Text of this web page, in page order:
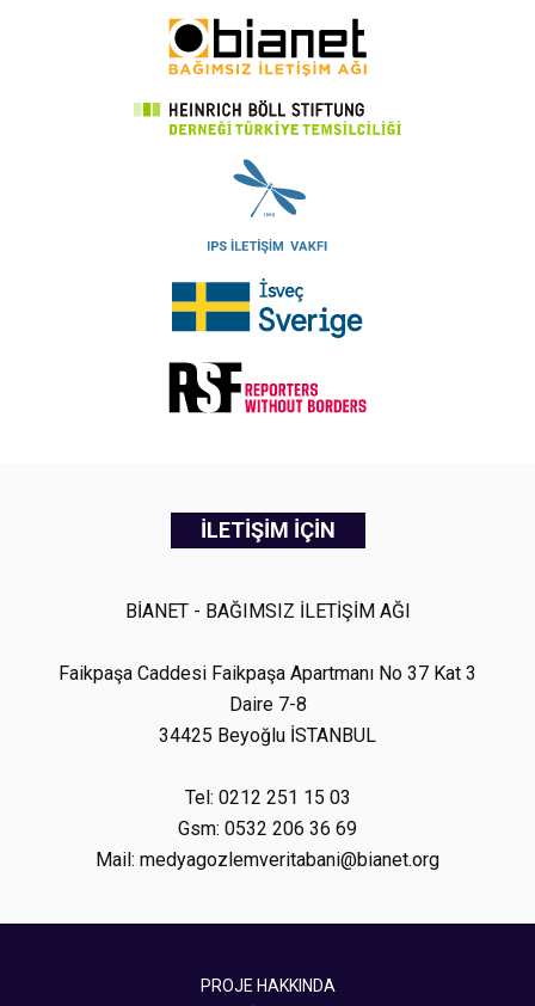
İLETİŞİM İÇİN
BİANET - BAĞIMSIZ İLETİŞİM AĞI
Faikpaşa Caddesi Faikpaşa Apartmanı No 37 Kat 3
Daire 7-8
34425 Beyoğlu İSTANBUL
Tel: 0212 251 15 03
Gsm: 0532 206 36 69
Mail: medyagozlemveritabani@bianet.org
PROJE HAKKINDA